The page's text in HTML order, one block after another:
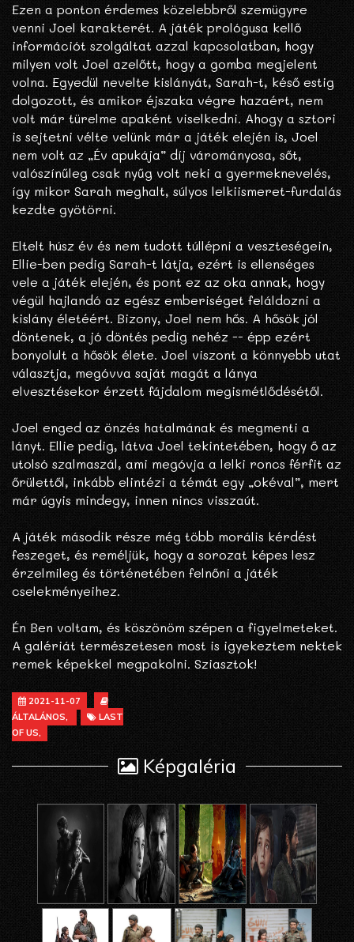
Ezen a ponton érdemes közelebbről szemügyre
venni Joel karakterét. A játék prológusa kellő
információt szolgáltat azzal kapcsolatban, hogy
milyen volt Joel azelőtt, hogy a gomba megjelent
volna. Egyedül nevelte kislányát, Sarah-t, késő estig
dolgozott, és amikor éjszaka végre hazaért, nem
volt már türelme apaként viselkedni. Ahogy a sztori
is sejtetni vélte velünk már a játék elején is, Joel
nem volt az „Év apukája” díj várományosa, sőt,
valószínűleg csak nyűg volt neki a gyermeknevelés,
így mikor Sarah meghalt, súlyos lelkiismeret-furdalás
kezdte gyötörni.
Eltelt húsz év és nem tudott túllépni a veszteségein,
Ellie-ben pedig Sarah-t látja, ezért is ellenséges
vele a játék elején, és pont ez az oka annak, hogy
végül hajlandó az egész emberiséget feláldozni a
kislány életéért. Bizony, Joel nem hős. A hősök jól
döntenek, a jó döntés pedig nehéz -- épp ezért
bonyolult a hősök élete. Joel viszont a könnyebb utat
választja, megóvva saját magát a lánya
elvesztésekor érzett fájdalom megismétlődésétől.
Joel enged az önzés hatalmának és megmenti a
lányt. Ellie pedig, látva Joel tekintetében, hogy ő az
utolsó szalmaszál, ami megóvja a lelki roncs férfit az
őrülettől, inkább elintézi a témát egy „okéval”, mert
már úgyis mindegy, innen nincs visszaút.
A játék második része még több morális kérdést
feszeget, és reméljük, hogy a sorozat képes lesz
érzelmileg és történetében felnőni a játék
cselekményeihez.
Én Ben voltam, és köszönöm szépen a figyelmeteket.
A galériát természetesen most is igyekeztem nektek
remek képekkel megpakolni. Sziasztok!
2021-11-07
ÁLTALÁNOS,
LAST
OF US,
Képgaléria